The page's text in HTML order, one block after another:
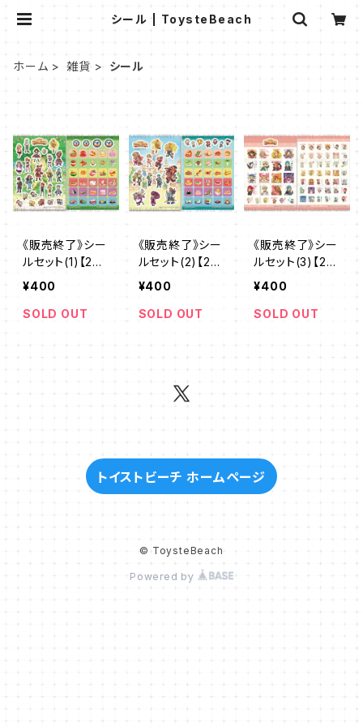
シール | ToysteBeach
ホーム 雑貨 シール
《販売終了》シー
ルセット(1)【2枚
入り】
¥400
SOLD OUT
《販売終了》シー
ルセット(2)【2枚
入り】
¥400
SOLD OUT
《販売終了》シー
ルセット(3)【2枚
入り】
¥400
SOLD OUT
トイストビーチ ホームページ
© ToysteBeach
Powered by